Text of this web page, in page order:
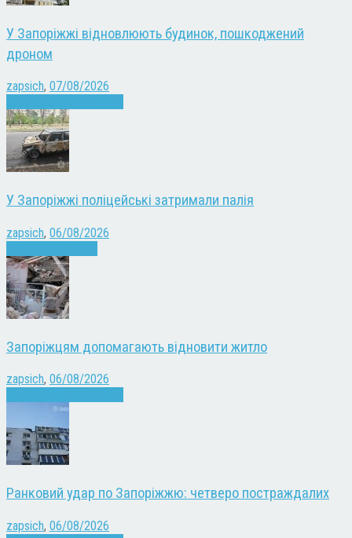
У Запоріжжі відновлюють будинок, пошкоджений
дроном
zapsich, 07/08/2026
У Запоріжжі поліцейські затримали палія
zapsich, 06/08/2026
Запоріжцям допомагають відновити житло
zapsich, 06/08/2026
Ранковий удар по Запоріжжю: четверо постраждалих
zapsich, 06/08/2026